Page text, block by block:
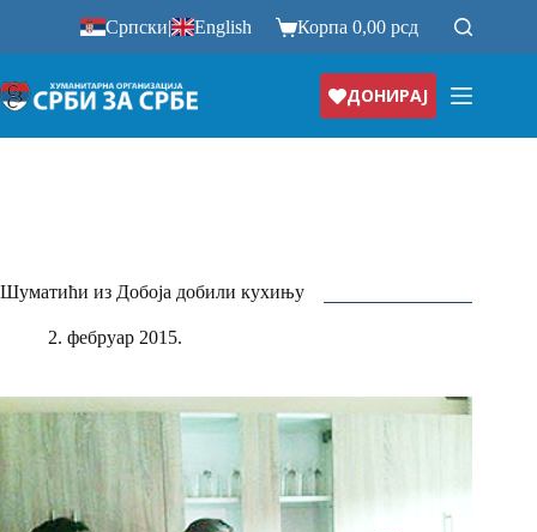
Српски| English Корпа0,00рсд
ДОНИРАЈ
Шуматићи из Добоја добили кухињу
2. фебруар 2015.